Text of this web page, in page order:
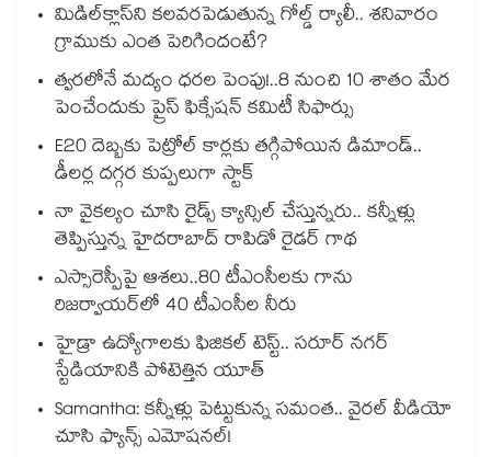
మిడిల్‌క్లాస్‌ని కలవరపెడుతున్న గోల్డ్ ర్యాలీ.. శనివారం
గ్రాముకు ఎంత పెరిగిందంటే?
త్వరలోనే మద్యం ధ‌‌ర‌‌ల పెంపు!..8 నుంచి 10 శాతం మేర
పెంచేందుకు ప్రైస్ ఫిక్సేష‌‌న్ క‌‌మిటీ సిఫార్సు
E20 దెబ్బకు పెట్రోల్ కార్లకు తగ్గిపోయిన డిమాండ్..
డీలర్ల దగ్గర కుప్పలుగా స్టాక్
నా వైకల్యం చూసి రైడ్స్ క్యాన్సిల్ చేస్తున్నరు.. కన్నీళ్లు
తెప్పిస్తున్న హైదరాబాద్ రాపిడో రైడర్ గాథ
ఎస్సారెస్పీపై ఆశలు..80 టీఎంసీలకు గాను
రిజర్వాయర్‌‌‌‌‌‌‌‌‌‌‌‌‌‌‌‌లో 40 టీఎంసీల నీరు
హైడ్రా ఉద్యోగాలకు ఫిజికల్ టెస్ట్.. సరూర్ నగర్
స్టేడియానికి పోటెత్తిన యూత్
Samantha: కన్నీళ్లు పెట్టుకున్న సమంత.. వైరల్ వీడియో
చూసి ఫ్యాన్స్ ఎమోషనల్!